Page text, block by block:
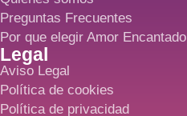
Preguntas Frecuentes
Por que elegir Amor Encantado
Legal
Aviso Legal
Política de cookies
Política de privacidad